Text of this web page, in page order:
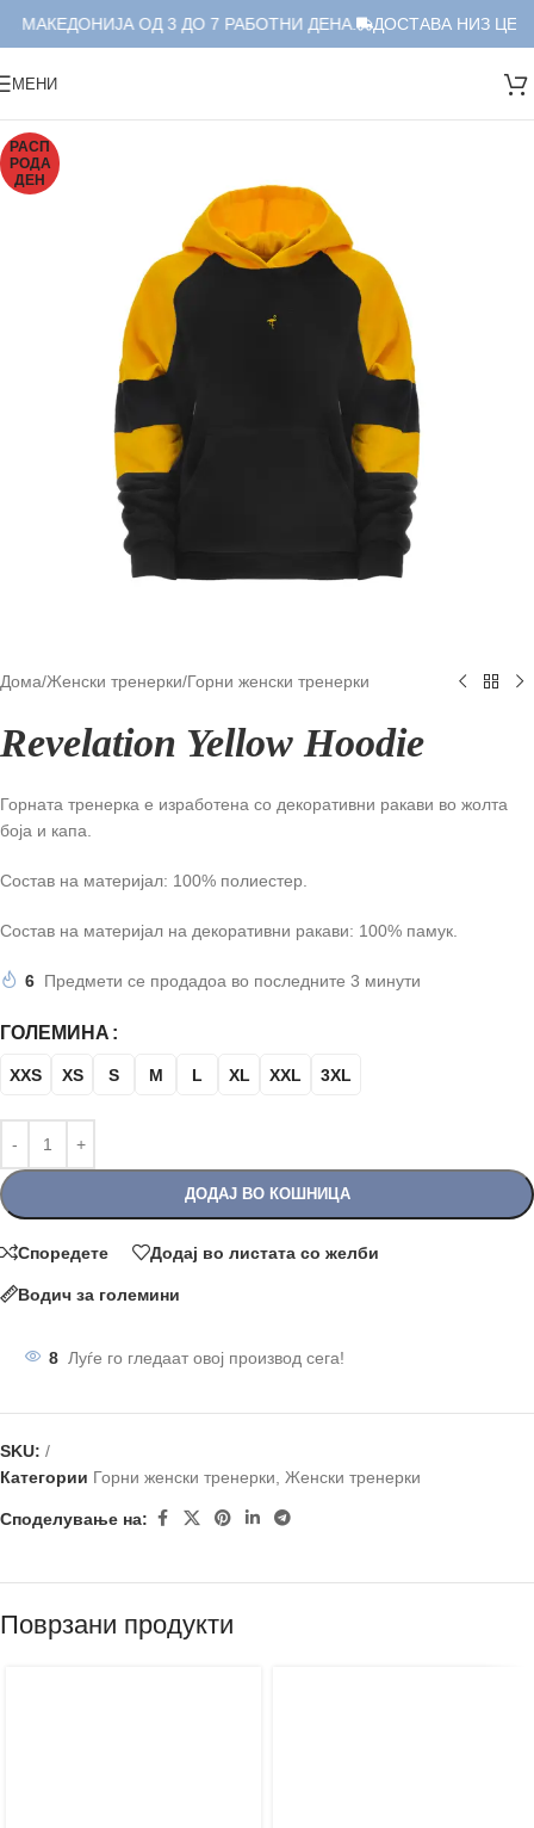
МАКЕДОНИЈА ОД 3 ДО 7 РАБОТНИ ДЕНА. ДОСТАВА НИЗ
МЕНИ
РАСП
РОДА
ДЕН
Дома/Женски тренерки/Горни женски тренерки
Revelation Yellow Hoodie
Горната тренерка е изработена со декоративни ракави во жолта
боја и капа.
Состав на материјал: 100% полиестер.
Состав на материјал на декоративни ракави: 100% памук.
6 Предмети се продадоа во последните 3 минути
ГОЛЕМИНА
XXS XS S M L XL XXL 3XL
ДОДАЈ ВО КОШНИЦА
Споредете Додај во листата со желби
Водич за големини
8 Луѓе го гледаат овој производ сега!
SKU: /
Категории Горни женски тренерки Женски тренерки
Споделување на:
Поврзани продукти